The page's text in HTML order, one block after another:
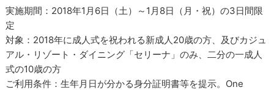
実施期間：2018年1月6日（土）～1月8日（月・祝）の3日間限
定
対象：2018年に成人式を祝われる新成人20歳の方、及びカジュ
アル・リゾート・ダイニング「セリーナ」のみ、二分の一成人
式の10歳の方
ご利用条件：生年月日が分かる身分証明書等を提示。One